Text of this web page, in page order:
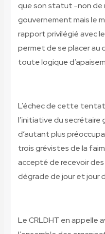
que son statut -non de
gouvernement mais le
rapport privilégié avec
permet de se placer au
toute logique
L’échec de cette
l’initiative du secrétaire
d’autant plus
trois grévistes de la
accepté de recevoir
dégrade de jour et jour
Le CRLDHT en appelle